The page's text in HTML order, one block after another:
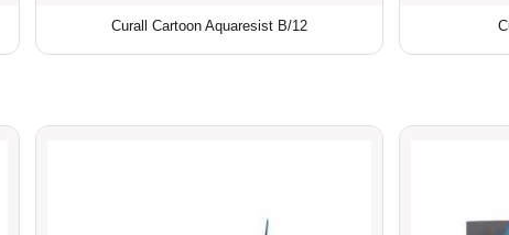
Curall Cartoon Aquaresist B/12